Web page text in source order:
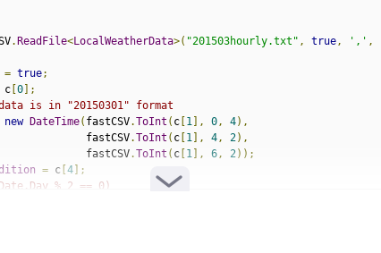
. ReadFile<LocalWeatherData>( "201503hourly.txt" , true, ',' ,
= true;
c 0 ];
is in "20150301" format
new DateTime( fastCSV.ToInt ( c 1 ], 0, 4),
.ToInt ( c 1 ], 4, 2),
.ToInt ( c [ 1 ], 6, 2));
= c [ 4 ];
% 2 == 0)